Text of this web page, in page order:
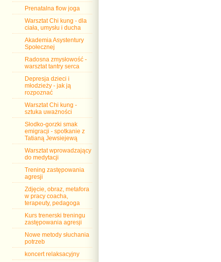
Prenatalna flow joga
Warsztat Chi kung - dla
ciała, umysłu i ducha
Akademia Asystentury
Społecznej
Radosna zmysłowość -
warsztat tantry serca
Depresja dzieci i
młodzieży - jak ją
rozpoznać
Warsztat Chi kung -
sztuka uważności
Słodko-gorzki smak
emigracji - spotkanie z
Tatianą Jewsiejewą
Warsztat wprowadzający
do medytacji
Trening zastępowania
agresji
Zdjęcie, obraz, metafora
w pracy coacha,
terapeuty, pedagoga
Kurs trenerski treningu
zastępowania agresji
Nowe metody słuchania
potrzeb
koncert relaksacyjny